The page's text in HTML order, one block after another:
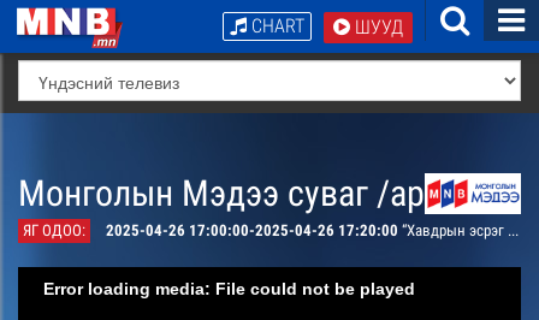
ШУУД
CHART
Монголын Мэдээ суваг /архив/
ЯГ ОДОО: 2025-04-26 17:00:00-2025-04-26 17:20:00 “Хавдрын эсрэг аян” /Дорноговь аймгаас бэлтгэв/
Error loading media: File could not be played